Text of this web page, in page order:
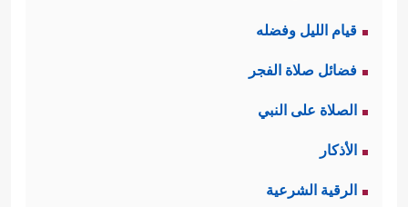
قيام الليل وفضله
فضائل صلاة الفجر
الصلاة على النبي
الأذكار
الرقية الشرعية